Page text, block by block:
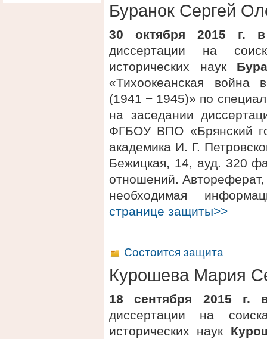
Буранок Сергей
30 октября 2015 г.
диссертации на
исторических наук
«Тихоокеанская война
(1941 − 1945)» по
на заседании
ФГБОУ ВПО «Брянский
академика И. Г.
Бежицкая, 14, ауд. 320
отношений. Автореферат,
необходимая
странице защиты>>
Состоится защита
Курошева Мария
18 сентября 2015 г.
диссертации на
исторических наук